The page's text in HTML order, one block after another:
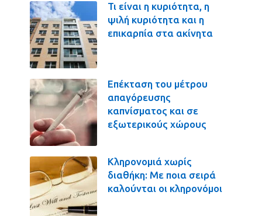
Τι είναι η κυριότητα, η
ψιλή κυριότητα και η
επικαρπία στα ακίνητα
Επέκταση του μέτρου
απαγόρευσης
καπνίσματος και σε
εξωτερικούς χώρους
Κληρονομιά χωρίς
διαθήκη: Με ποια σειρά
καλούνται οι κληρονόμοι